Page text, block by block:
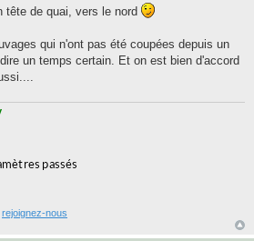
tête de quai, vers le nord
qui n'ont pas été coupées depuis un
un temps certain. Et on est bien d'accord
rejoignez-nous